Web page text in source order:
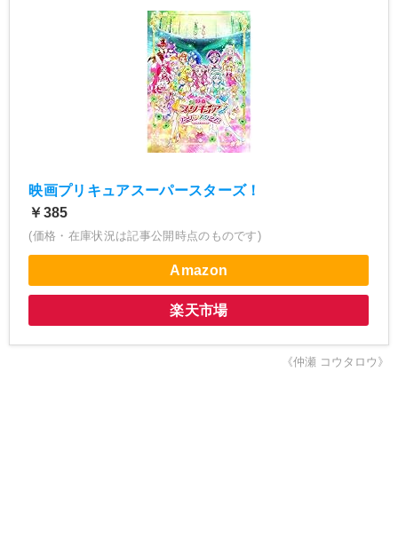
映画プリキュアスーパースターズ！
￥385
(価格・在庫状況は記事公開時点のものです)
Amazon
楽天市場
《仲瀬 コウタロウ》